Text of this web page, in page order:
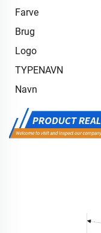
Farve
Brug
Logo
TYPENAVN
Navn